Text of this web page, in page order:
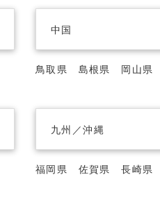
中国
鳥取県 島根県 岡山県
九州／沖縄
福岡県 佐賀県 長崎県